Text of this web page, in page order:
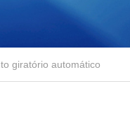
giratório automático